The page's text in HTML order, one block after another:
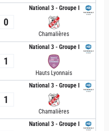
National 3 - Groupe I
0
Chamalières
National 3 - Groupe I
1
Hauts Lyonnais
National 3 - Groupe I
1
Chamalières
National 3 - Groupe I